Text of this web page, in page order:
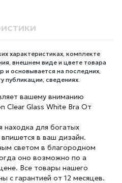
характеристиках, комплекте
внешнем виде и цвете товара
и основывается на последних,
публикации, сведениях.
вашему вниманию
Clear Glass White Bra От
для богатых
в ваш дизайн.
светом в благородном
оно возможно по а
Все товары нашего
с гарантией от 12 месяцев.